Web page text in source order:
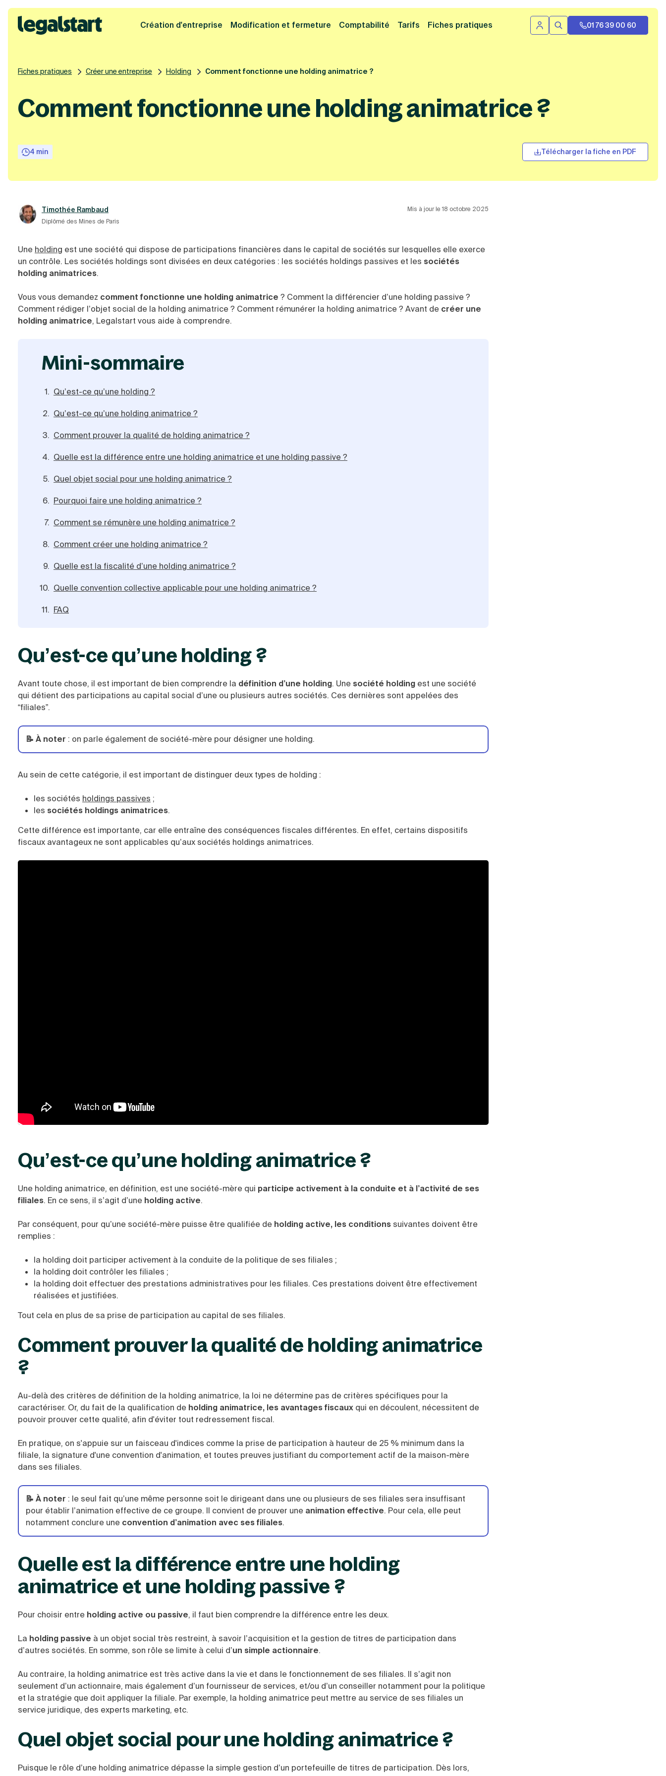
Cliquez ici pour reprendre votre démarche Fermer la bannière
Legalstart
Création d'entreprise Modification et fermeture Comptabilité Tarifs Fiches pratiques Se connecter
Rechercher01 76 39 00 60
Fiches pratiques Créer une entreprise Holding Comment fonctionne une holding animatrice ?
Comment fonctionne une holding animatrice ?
4 min Télécharger la fiche en PDF
Timothée Rambaud
Diplômé des Mines de Paris
Mis à jour le 18 octobre 2025
Une holding est une société qui dispose de participations financières dans le capital de sociétés sur lesquelles elle exerce
un contrôle. Les sociétés holdings sont divisées en deux catégories : les sociétés holdings passives et les sociétés
holding animatrices.
Vous vous demandez comment fonctionne une holding animatrice ? Comment la différencier d’une holding passive ?
Comment rédiger l’objet social de la holding animatrice ? Comment rémunérer la holding animatrice ? Avant de créer une
holding animatrice, Legalstart vous aide à comprendre.
mini-sommaire
Qu’est-ce qu’une holding ?
Qu’est-ce qu’une holding animatrice ?
Comment prouver la qualité de holding animatrice ?
Quelle est la différence entre une holding animatrice et une holding passive ?
Quel objet social pour une holding animatrice ?
Pourquoi faire une holding animatrice ?
Comment se rémunère une holding animatrice ?
Comment créer une holding animatrice ?
Quelle est la fiscalité d’une holding animatrice ?
Quelle convention collective applicable pour une holding animatrice ?
FAQ
Qu’est-ce qu’une holding ?
Avant toute chose, il est important de bien comprendre la définition d’une holding. Une société holding est une société
qui détient des participations au capital social d’une ou plusieurs autres sociétés. Ces dernières sont appelées des
“filiales”.
📝 À noter : on parle également de société-mère pour désigner une holding.
Au sein de cette catégorie, il est important de distinguer deux types de holding :
les sociétés holdings passives ;
les sociétés holdings animatrices.
Cette différence est importante, car elle entraîne des conséquences fiscales différentes. En effet, certains dispositifs
fiscaux avantageux ne sont applicables qu’aux sociétés holdings animatrices.
Qu’est-ce qu’une holding animatrice ?
Une holding animatrice, en définition, est une société-mère qui participe activement à la conduite et à l’activité de ses
filiales. En ce sens, il s’agit d’une holding active.
Par conséquent, pour qu’une société-mère puisse être qualifiée de holding active, les conditions suivantes doivent être
remplies :
la holding doit participer activement à la conduite de la politique de ses filiales ;
la holding doit contrôler les filiales ;
la holding doit effectuer des prestations administratives pour les filiales. Ces prestations doivent être effectivement
réalisées et justifiées.
Tout cela en plus de sa prise de participation au capital de ses filiales.
Comment prouver la qualité de holding animatrice
?
Au-delà des critères de définition de la holding animatrice, la loi ne détermine pas de critères spécifiques pour la
caractériser. Or, du fait de la qualification de holding animatrice, les avantages fiscaux qui en découlent, nécessitent de
pouvoir prouver cette qualité, afin d'éviter tout redressement fiscal.
En pratique, on s'appuie sur un faisceau d'indices comme la prise de participation à hauteur de 25 % minimum dans la
filiale, la signature d'une convention d'animation, et toutes preuves justifiant du comportement actif de la maison-mère
dans ses filiales.
📝 À noter : le seul fait qu’une même personne soit le dirigeant dans une ou plusieurs de ses filiales sera insuffisant
pour établir l’animation effective de ce groupe. Il convient de prouver une animation effective. Pour cela, elle peut
notamment conclure une convention d’animation avec ses filiales.
Quelle est la différence entre une holding
animatrice et une holding passive ?
Pour choisir entre holding active ou passive, il faut bien comprendre la différence entre les deux.
La holding passive à un objet social très restreint, à savoir l’acquisition et la gestion de titres de participation dans
d’autres sociétés. En somme, son rôle se limite à celui d’un simple actionnaire.
Au contraire, la holding animatrice est très active dans la vie et dans le fonctionnement de ses filiales. Il s’agit non
seulement d’un actionnaire, mais également d’un fournisseur de services, et/ou d’un conseiller notamment pour la politique
et la stratégie que doit appliquer la filiale. Par exemple, la holding animatrice peut mettre au service de ses filiales un
service juridique, des experts marketing, etc.
Quel objet social pour une holding animatrice ?
Puisque le rôle d’une holding animatrice dépasse la simple gestion d’un portefeuille de titres de participation. Dès lors,